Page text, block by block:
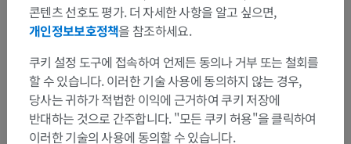
문제를 발견하셨나요?
수정이나, 번역 또는 콘텐츠 개선에 제안이 있으면 언제든
연락 주세요.
콘텐츠 선호도 평가. 더 자세한 사항을 알고 싶으면,
개인정보보호정책을 참조하세요.
쿠키 설정 도구에 접속하여 언제든 동의나 거부 또는 철회를
할 수 있습니다. 이러한 기술 사용에 동의하지 않는 경우,
당사는 귀하가 적법한 이익에 근거하여 쿠키 저장에
반대하는 것으로 간주합니다. "모든 쿠키 허용"을 클릭하여
이러한 기술의 사용에 동의할 수 있습니다.